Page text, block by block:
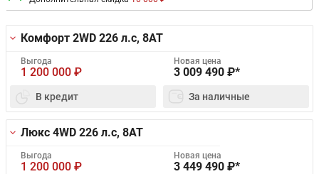
Комфорт 2WD 226 л.с, 8AT
Выгода
1 200 000 ₽
Новая цена
3 009 490 ₽*
В кредит За наличные
Люкс 4WD 226 л.с, 8AT
Выгода
1 200 000 ₽
Новая цена
3 449 490 ₽*